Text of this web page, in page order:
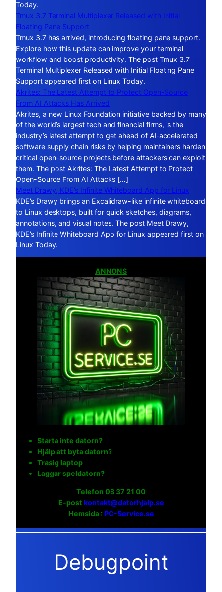
Today.
Tmux 3.7 Terminal Multiplexer Released with Initial
Floating Pane Support
Tmux 3.7 has arrived, introducing floating pane support.
Explore how this update can improve your terminal
workflow and boost productivity. The post Tmux 3.7
Terminal Multiplexer Released with Initial Floating Pane
Support appeared first on Linux Today.
Akrites: The Latest Attempt to Protect Open-Source
From AI Attacks Has Arrived
Akrites, a new Linux Foundation initiative backed by many
of the world’s largest tech and financial firms, is the
industry’s latest attempt to get ahead of AI‑accelerated
software supply chain risks by helping maintainers harden
critical open-source projects before attackers can exploit
them. The post Akrites: The Latest Attempt to Protect
Open-Source From AI Attacks […]
Meet Drawy, KDE’s Infinite Whiteboard App for Linux
KDE’s Drawy brings an Excalidraw-like infinite whiteboard
to Linux desktops, built for quick sketches, diagrams,
annotations, and visual notes. The post Meet Drawy,
KDE’s Infinite Whiteboard App for Linux appeared first on
Linux Today.
ANNONS
Starta inte datorn?
Hjälp att byta datorn?
Trasig laptop
Laggar speldatorn?
Telefon 08 37 21 00
E-post kontakt@datorhjalp.se
Hemsida :PC-Service.se
Debugpoint